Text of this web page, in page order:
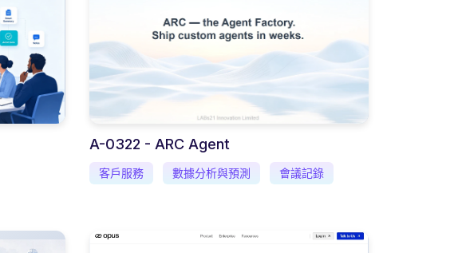
A-0322 - ARC Agent
客戶服務 數據分析與預測 會議記錄